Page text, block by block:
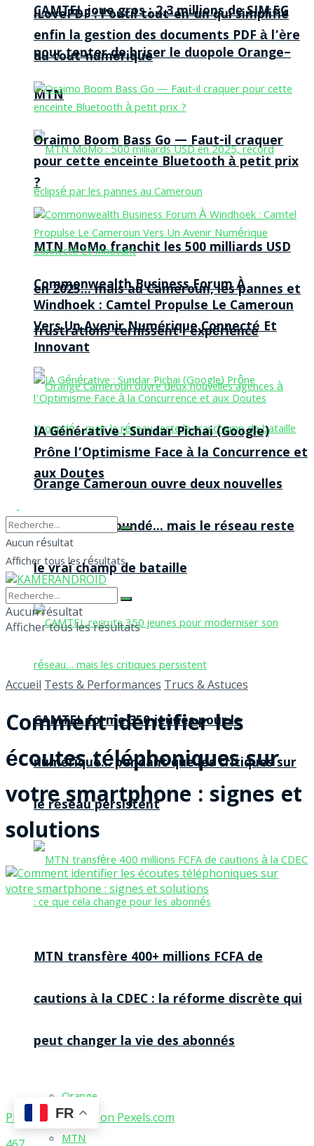
CAMTEL joue gros : 2,3 millions de SIM 5G
pour tenter de briser le duopole Orange–
MTN
MTN MoMo franchit les 500 milliards USD
en 2025… mais au Cameroun, les pannes et
frustrations ternissent l’expérience
Orange Cameroun ouvre deux nouvelles
agences à Yaoundé… mais le réseau reste
le vrai champ de bataille
CAMTEL forme 350 jeunes pour le
numérique… pendant que les critiques sur
le réseau persistent
MTN transfère 400+ millions FCFA de
cautions à la CDEC : la réforme discrète qui
peut changer la vie des abonnés
Orange
MTN
iLovePDF : l’outil tout-en-un qui simplifie
enfin la gestion des documents PDF à l’ère
du tout-numérique
Oraimo Boom Bass Go — Faut-il craquer
pour cette enceinte Bluetooth à petit prix
?
Commonwealth Business Forum À
Windhoek : Camtel Propulse Le Cameroun
Vers Un Avenir Numérique Connecté Et
Innovant
IA Générative : Sundar Pichai (Google)
Prône l’Optimisme Face à la Concurrence et
aux Doutes
Aucun résultat
Afficher tous les résultats
Aucun résultat
Afficher tous les résultats
Accueil Tests & Performances Trucs & Astuces
Comment identifier les
écoutes téléphoniques sur
votre smartphone : signes et
solutions
Photo by Adrienn on Pexels.com
FR